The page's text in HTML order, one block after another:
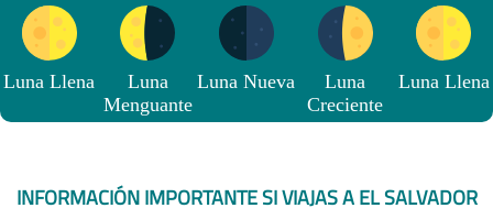
Luna Llena
Luna
Menguante
Luna Nueva
Luna
Creciente
Luna Llena
INFORMACIÓN IMPORTANTE SI VIAJAS A EL SALVADOR